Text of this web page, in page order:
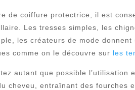
de coiffure protectrice, il est
Les tresses simples, les
les créateurs de mode
comme on le découvre sur les
autant que possible l’utilisation
cheveu, entraînant des fourches